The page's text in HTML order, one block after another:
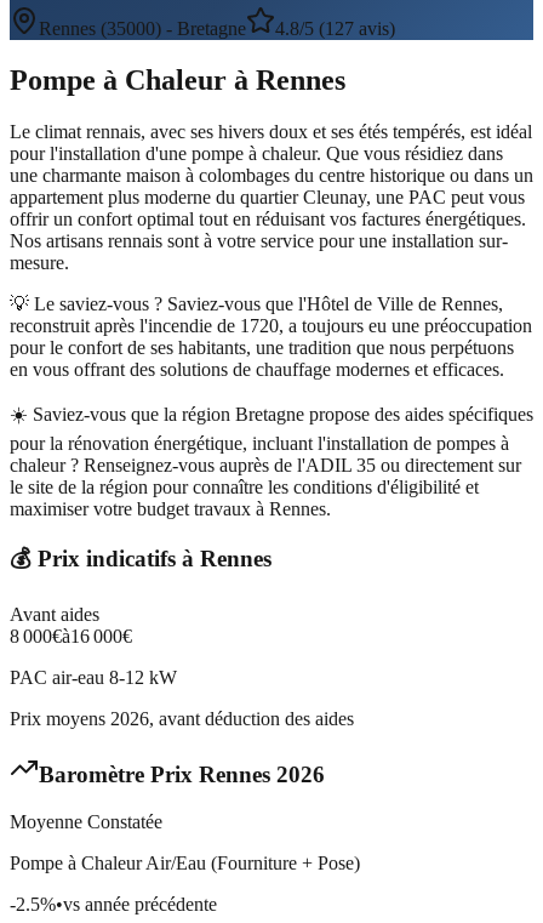
Rennes (35000) - Bretagne 4.8/5 (127 avis)
Pompe à Chaleur à Rennes
Le climat rennais, avec ses hivers doux et ses étés tempérés, est idéal
pour l'installation d'une pompe à chaleur. Que vous résidiez dans
une charmante maison à colombages du centre historique ou dans un
appartement plus moderne du quartier Cleunay, une PAC peut vous
offrir un confort optimal tout en réduisant vos factures énergétiques.
Nos artisans rennais sont à votre service pour une installation sur-
mesure.
💡 Le saviez-vous ? Saviez-vous que l'Hôtel de Ville de Rennes,
reconstruit après l'incendie de 1720, a toujours eu une préoccupation
pour le confort de ses habitants, une tradition que nous perpétuons
en vous offrant des solutions de chauffage modernes et efficaces.
☀️ Saviez-vous que la région Bretagne propose des aides spécifiques
pour la rénovation énergétique, incluant l'installation de pompes à
chaleur ? Renseignez-vous auprès de l'ADIL 35 ou directement sur
le site de la région pour connaître les conditions d'éligibilité et
maximiser votre budget travaux à Rennes.
💰 Prix indicatifs à Rennes
Avant aides
8 000€à16 000€
PAC air-eau 8-12 kW
Prix moyens 2026, avant déduction des aides
Baromètre Prix Rennes 2026
Moyenne Constatée
Pompe à Chaleur Air/Eau (Fourniture + Pose)
-2.5%•vs année précédente